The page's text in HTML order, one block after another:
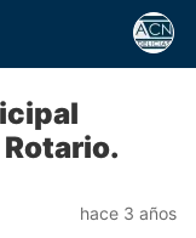
hace 3 años